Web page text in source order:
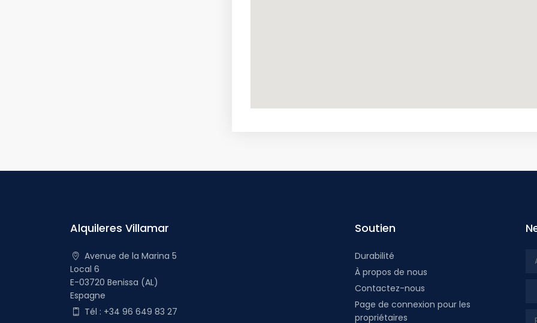
Alquileres Villamar
Avenue de la Marina 5
Local 6
E-03720 Benissa (AL)
Espagne
Tél : +34 96 649 83 27
Soutien
Durabilité
À propos de nous
Contactez-nous
Page de connexion pour les
propriétaires